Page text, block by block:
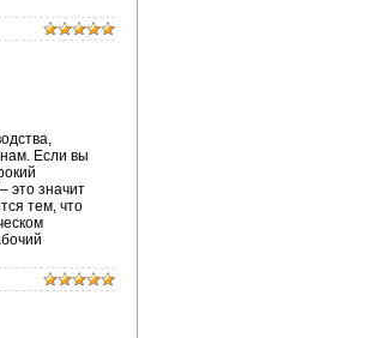
Если вы
это значит
тем, что